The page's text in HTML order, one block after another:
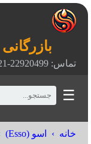
تماس: 22920499-021
☰
خانه اسو (Esso)